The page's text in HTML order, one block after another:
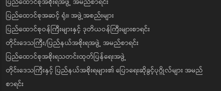
ပြည်ထောင်စုအဆင့် ရုံး၊ အဖွဲ့အစည်းများ
ပြည်ထောင်စုဝန်ကြီးများနှင့် ဒုတိယဝန်ကြီးများစာရင်း
တိုင်းဒေသကြီး/ပြည်နယ်အစိုးရအဖွဲ့ အမည်စာရင်း
ပြည်ထောင်စုအစိုးရသတင်းထုတ်ပြန်ရေးအဖွဲ့
တိုင်းဒေသကြီးနှင့် ပြည်နယ်အစိုးရများ၏ ပြောရေးဆိုခွင့်ပုဂ္ဂိုလ်များ အမည်
စာရင်း